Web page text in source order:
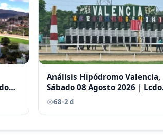
Análisis Hipódromo Valencia,
Sábado 08 Agosto 2026 | Lcdo
Antoni Castellano |
68•2 d